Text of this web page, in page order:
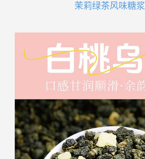
茉莉绿茶风味糖浆